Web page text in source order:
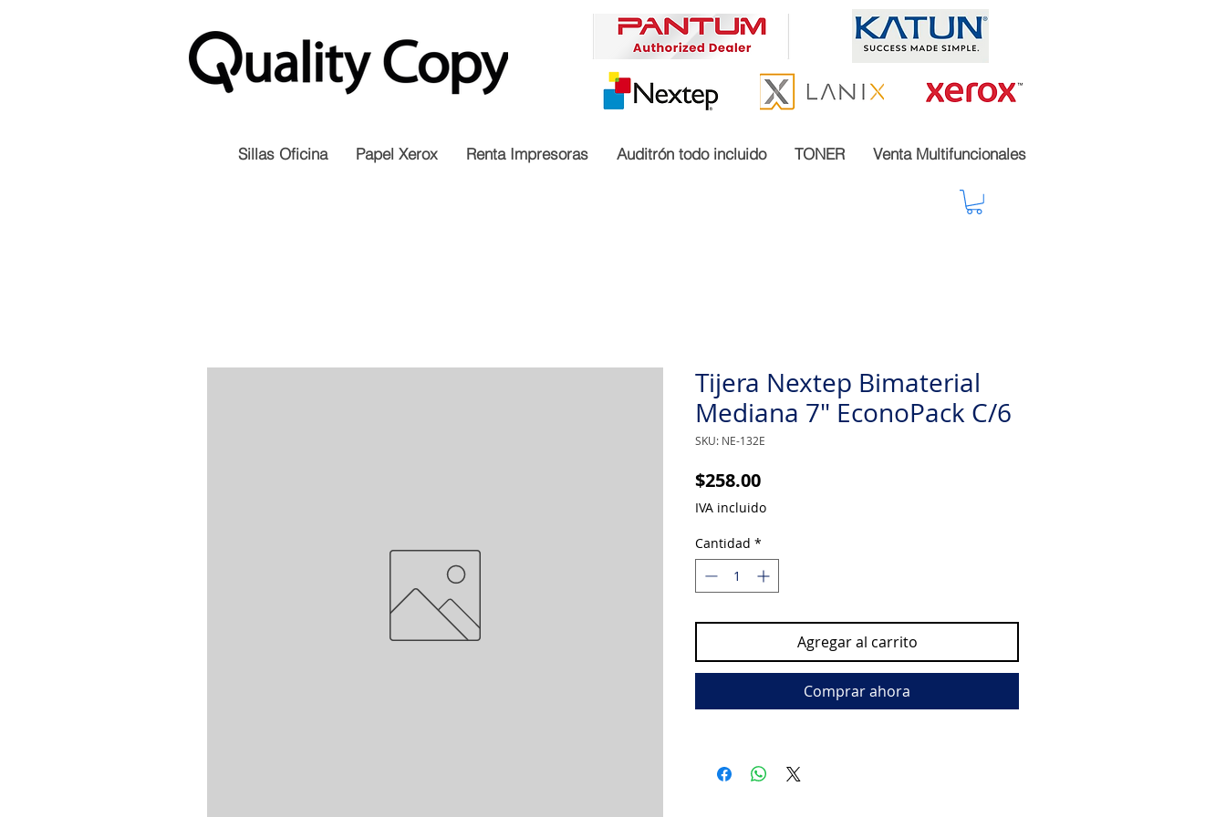
Sillas Oficina Papel Xerox Renta Impresoras Auditrón todo incluido TONER Venta Multifuncionales
Tijera Nextep Bimaterial
Mediana 7" EconoPack C/6
SKU: NE-132E
$258.00Precio
IVA incluido
Cantidad *
Agregar al carrito
Comprar ahora